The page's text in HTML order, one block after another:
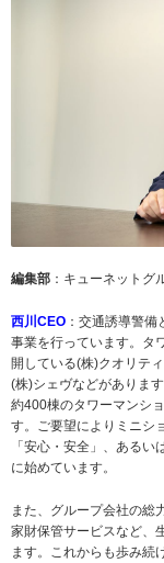
編集部 ：キューネットグ
西川CEO ：交通誘導警
事業を行っています。タ
開している(株)クオリテ
(株)シェヴなどがありま
約400棟のタワーマンシ
す。ご要望によりミニシ
「安心・安全」、ある
に始めています。
また、グループ会社の総
家財保管サービスなど、
ます。これからも歩み続